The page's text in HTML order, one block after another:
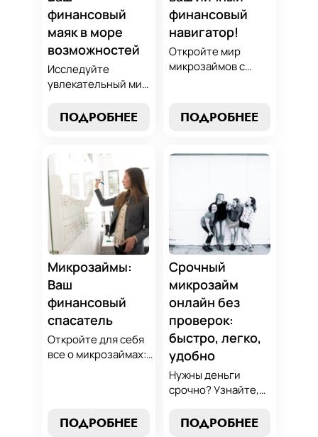
финансовый
маяк в море
возможностей
Исследуйте
увлекательный мир
узнайте, как
вариант для ваших
нужд. Откройте
экспертные
стратегии
погашения и
сделайте
осознанный выбор,
который
поддержит вашу
финансовую
стабильность.
ПОДРОБНЕЕ
финансовый
навигатор!
Откройте мир
микрозаймов с
лучшие стратегии
погашения и
избежанию
финансово
грамотным с нами!
ПОДРОБНЕЕ
Микрозаймы:
Ваш
финансовый
спасатель
Откройте для себя
все о микрозаймах:
погашения. Наше
ПОДРОБНЕЕ
Срочный
микрозайм
онлайн без
проверок:
быстро, легко,
удобно
Нужны деньги
срочно? Узнайте,
срочный
ПОДРОБНЕЕ